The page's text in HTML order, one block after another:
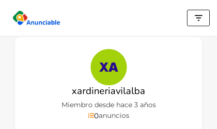
Saltar
xardineriavilalba
Miembro desde hace 3 años
0anuncios